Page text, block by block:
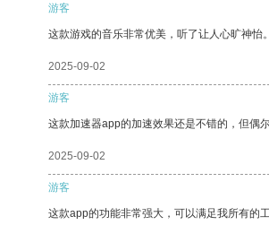
游客
这款游戏的音乐非常优美，听了让人心旷神怡。
2025-09-02
游客
这款加速器app的加速效果还是不错的，但偶
2025-09-02
游客
这款app的功能非常强大，可以满足我所有的